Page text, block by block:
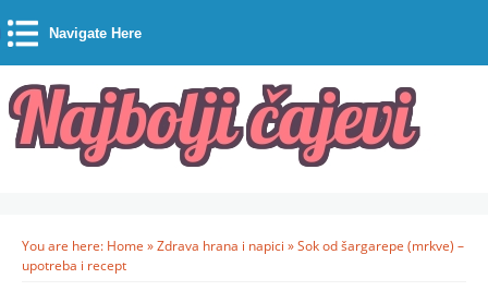
Navigate Here
You are here: Home »Zdrava hrana i napici »Sok od šargarepe (mrkve) –
upotreba i recept